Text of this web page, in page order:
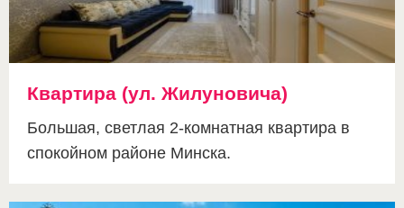
Квартира (ул. Жилуновича)
Большая, светлая 2-комнатная квартира в
спокойном районе Минска.